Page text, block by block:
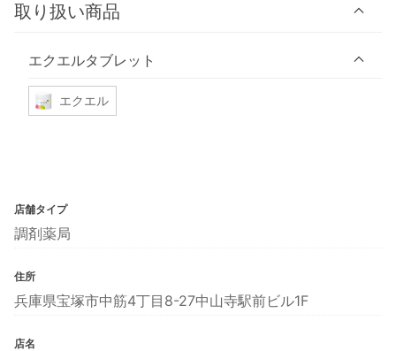
取り扱い商品
エクエルタブレット
エクエル
店舗タイプ
調剤薬局
住所
兵庫県宝塚市中筋4丁目8-27中山寺駅前ビル1F
店名